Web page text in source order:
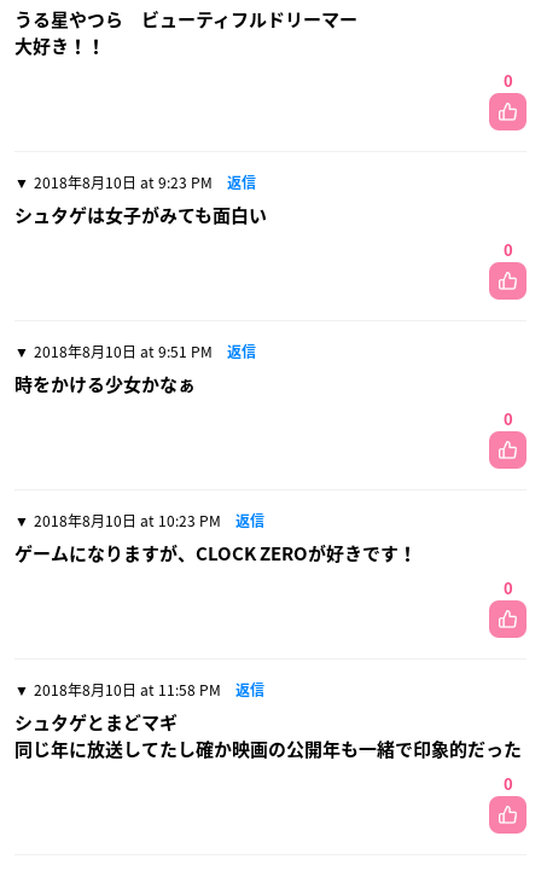
うる星やつら ビューティフルドリーマー
大好き！！
0
2018年8月10日 at 9:23 PM 返信
シュタゲは女子がみても面白い
0
2018年8月10日 at 9:51 PM 返信
時をかける少女かなぁ
0
2018年8月10日 at 10:23 PM 返信
ゲームになりますが、CLOCK ZEROが好きです！
0
2018年8月10日 at 11:58 PM 返信
シュタゲとまどマギ
同じ年に放送してたし確か映画の公開年も一緒で印象的だった
0